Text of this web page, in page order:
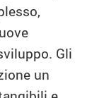
Gli
un